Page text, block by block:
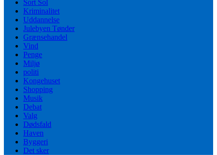
Sort Sol
Kriminalitet
Uddannelse
Julebyen Tønder
Grænsehandel
Vind
Penge
Miljø
politi
Kongehuset
Shopping
Musik
Debat
Valg
Dødsfald
Haven
Byggeri
Det sker